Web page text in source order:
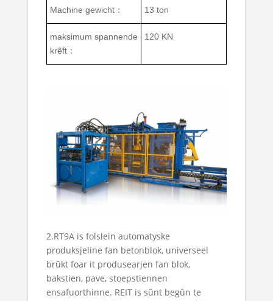
Machine gewicht： 13 ton
maksimum spannende
krêft：
120 KN
2.RT9A is folslein automatyske
produksjeline fan betonblok, universeel
brûkt foar it produsearjen fan blok,
bakstien, pave, stoepstiennen
ensafuorthinne. REIT is sûnt begûn te